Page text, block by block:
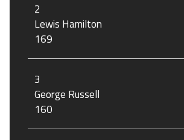
2
Lewis Hamilton
169
3
George Russell
160